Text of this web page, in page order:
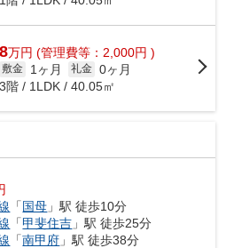
8万円 (管理費等：2,000円 )
敷金 1ヶ月 礼金 0ヶ月
3階 / 1LDK / 40.05㎡
「国母 」駅 徒歩10分
「甲斐住吉 」駅 徒歩25分
「南甲府 」駅 徒歩38分